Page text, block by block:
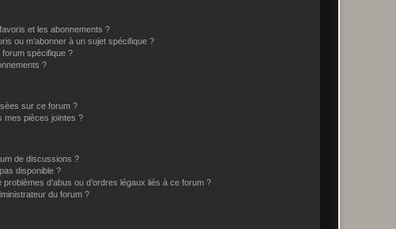
et les abonnements ?
ou m’abonner à un sujet spécifique ?
forum spécifique ?
?
sur ce forum ?
mes pièces jointes ?
de discussions ?
disponible ?
d’abus ou d’ordres légaux liés à ce forum ?
du forum ?